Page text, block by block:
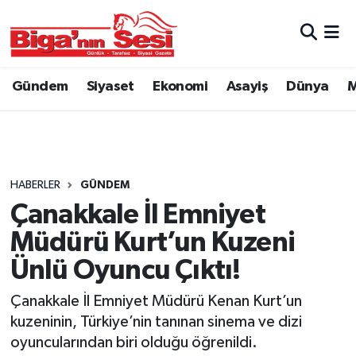
Gündem Siyaset Ekonomi Asayiş Dünya
HABERLER GÜNDEM
Çanakkale İl Emniyet
Müdürü Kurt’un Kuzeni
Ünlü Oyuncu Çıktı!
Çanakkale İl Emniyet Müdürü Kenan Kurt’un
kuzeninin, Türkiye’nin tanınan sinema ve dizi
oyuncularından biri olduğu öğrenildi.
Asayiş
Belediye
Dünya
Eğitim
Ekonomi
Genel
Çanakkale Hava Durumu
Tüm Manşetler
Son Dakika Haberleri
Haber Arşivi